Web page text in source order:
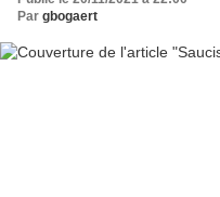
Par gbogaert